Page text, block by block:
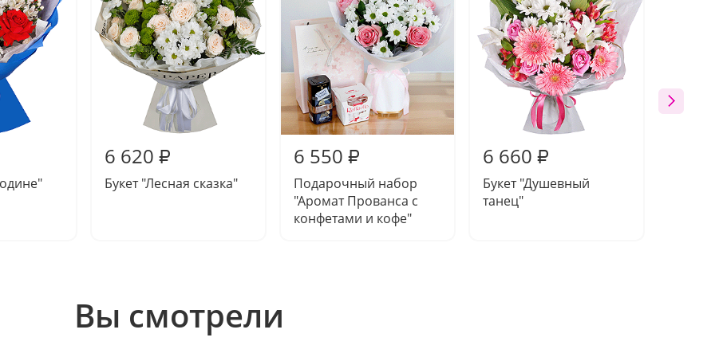
6 620 ₽
Букет "Лесная сказка"
6 550 ₽
Подарочный набор
"Аромат Прованса с
конфетами и кофе"
6 660 ₽
Букет "Душевный
танец"
Вы смотрели